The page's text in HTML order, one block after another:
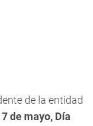
de la entidad
de mayo, Día